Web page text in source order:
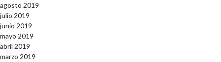
agosto 2019
julio 2019
junio 2019
mayo 2019
abril 2019
marzo 2019